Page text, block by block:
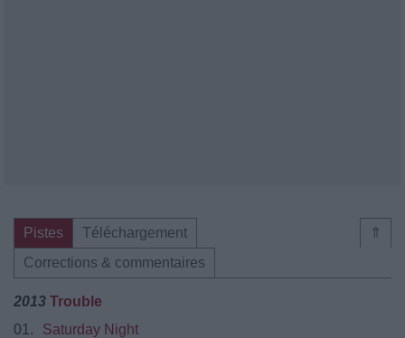
⇑
Pistes
Téléchargement
Corrections & commentaires
2013 Trouble
01.
Saturday Night